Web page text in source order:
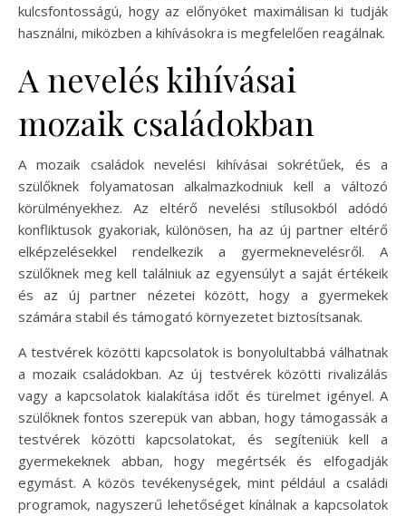
kulcsfontosságú, hogy az előnyöket maximálisan ki tudják
használni, miközben a kihívásokra is megfelelően reagálnak.
A nevelés kihívásai
mozaik családokban
A mozaik családok nevelési kihívásai sokrétűek, és a
szülőknek folyamatosan alkalmazkodniuk kell a változó
körülményekhez. Az eltérő nevelési stílusokból adódó
konfliktusok gyakoriak, különösen, ha az új partner eltérő
elképzelésekkel rendelkezik a gyermeknevelésről. A
szülőknek meg kell találniuk az egyensúlyt a saját értékeik
és az új partner nézetei között, hogy a gyermekek
számára stabil és támogató környezetet biztosítsanak.
A testvérek közötti kapcsolatok is bonyolultabbá válhatnak
a mozaik családokban. Az új testvérek közötti rivalizálás
vagy a kapcsolatok kialakítása időt és türelmet igényel. A
szülőknek fontos szerepük van abban, hogy támogassák a
testvérek közötti kapcsolatokat, és segíteniük kell a
gyermekeknek abban, hogy megértsék és elfogadják
egymást. A közös tevékenységek, mint például a családi
programok, nagyszerű lehetőséget kínálnak a kapcsolatok